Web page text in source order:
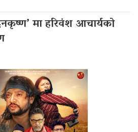
मा हरिवंश आचार्यको